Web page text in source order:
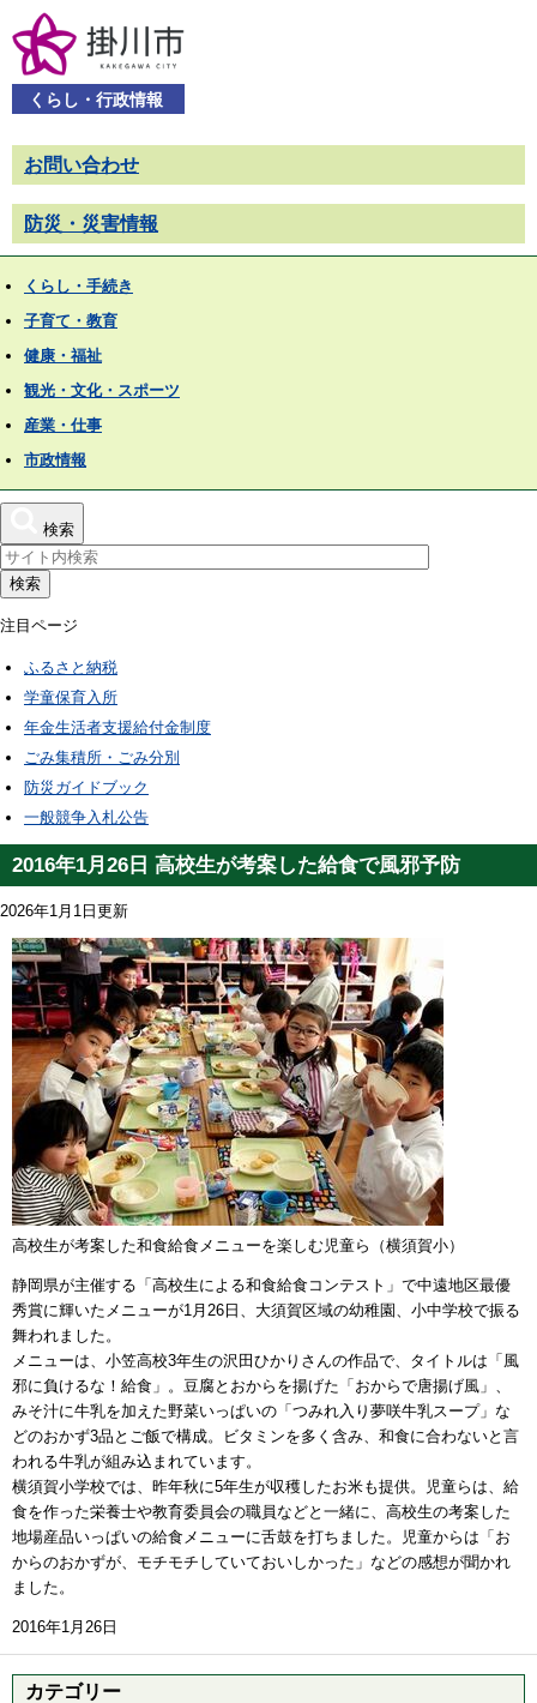
くらし・行政情報
お問い合わせ
防災・災害情報
くらし・手続き
子育て・教育
健康・福祉
観光・文化・スポーツ
産業・仕事
市政情報
検索
検索
注目ページ
ふるさと納税
学童保育入所
年金生活者支援給付金制度
ごみ集積所・ごみ分別
防災ガイドブック
一般競争入札公告
2016年1月26日 高校生が考案した給食で風邪予防
2026年1月1日更新
高校生が考案した和食給食メニューを楽しむ児童ら（横須賀小）
静岡県が主催する「高校生による和食給食コンテスト」で中遠地区最優
秀賞に輝いたメニューが1月26日、大須賀区域の幼稚園、小中学校で振る
舞われました。
メニューは、小笠高校3年生の沢田ひかりさんの作品で、タイトルは「風
邪に負けるな！給食」。豆腐とおからを揚げた「おからで唐揚げ風」、
みそ汁に牛乳を加えた野菜いっぱいの「つみれ入り夢咲牛乳スープ」な
どのおかず3品とご飯で構成。ビタミンを多く含み、和食に合わないと言
われる牛乳が組み込まれています。
横須賀小学校では、昨年秋に5年生が収穫したお米も提供。児童らは、給
食を作った栄養士や教育委員会の職員などと一緒に、高校生の考案した
地場産品いっぱいの給食メニューに舌鼓を打ちました。児童からは「お
からのおかずが、モチモチしていておいしかった」などの感想が聞かれ
ました。
2016年1月26日
カテゴリー